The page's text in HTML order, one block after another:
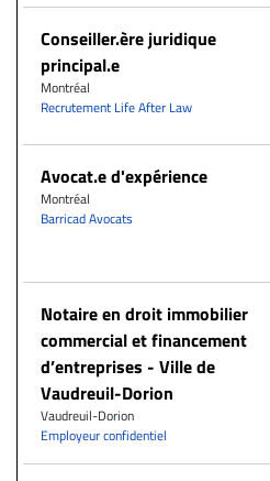
Conseiller.ère juridique
principal.e
Montréal
Recrutement Life After Law
Avocat.e d'expérience
Montréal
Barricad Avocats
Notaire en droit immobilier
commercial et financement
d’entreprises - Ville de
Vaudreuil-Dorion
Vaudreuil-Dorion
Employeur confidentiel